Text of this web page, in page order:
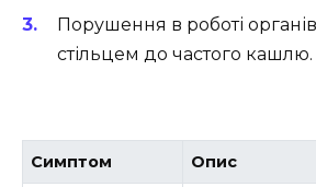
Порушення в роботі
стільцем до частого кашлю.
Симптом Опис